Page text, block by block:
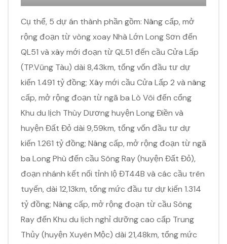
Cụ thể, 5 dự án thành phần gồm: Nâng cấp, mở
rộng đoạn từ vòng xoay Nhà Lớn Long Sơn đến
QL51 và xây mới đoạn từ QL51 đến cầu Cửa Lấp
(TP.Vũng Tàu) dài 8,43km, tổng vốn đầu tư dự
kiến 1.491 tỷ đồng; Xây mới cầu Cửa Lấp 2 và nâng
cấp, mở rộng đoạn từ ngã ba Lò Vôi đến cổng
Khu du lịch Thùy Dương huyện Long Điền và
huyện Đất Đỏ dài 9,59km, tổng vốn đầu tư dự
kiến 1.261 tỷ đồng; Nâng cấp, mở rộng đoạn từ ngã
ba Long Phù đến cầu Sông Ray (huyện Đất Đỏ),
đoạn nhánh kết nối tỉnh lộ ĐT44B và các cầu trên
tuyến, dài 12,13km, tổng mức đầu tư dự kiến 1.314
tỷ đồng; Nâng cấp, mở rộng đoạn từ cầu Sông
Ray đến Khu du lịch nghỉ dưỡng cao cấp Trung
Thủy (huyện Xuyên Mộc) dài 21,48km, tổng mức